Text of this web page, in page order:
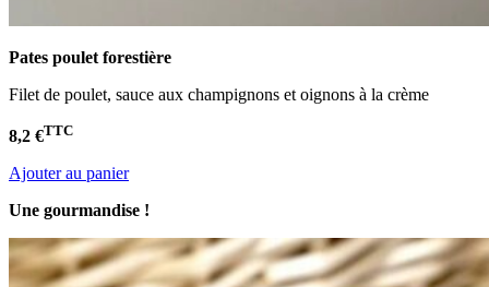
Pates poulet forestière
Filet de poulet, sauce aux champignons et oignons à la crème
8,2 €TTC
Ajouter au panier
Une gourmandise !